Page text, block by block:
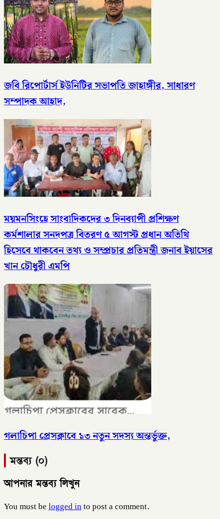
জবি রিপোর্টার্স ইউনিটির সভাপতি জাহাঙ্গীর, সাধারণ
সম্পাদক আহাদ,
ময়মনসিংহে সাংবাদিকদের ৩ দিনব্যাপী প্রশিক্ষণ
কর্মশালার সনদপত্র বিতরণ ৫ আগস্ট​ প্রধান অতিথি
হিসেবে থাকবেন তথ্য ও সম্প্রচার প্রতিমন্ত্রী জনাব ইয়াসের
খান চৌধুরী এমপি
গলাচিপা প্রেসক্লাবে ১৩ নতুন সদস্য অন্তর্ভুক্ত,
মন্তব্য (০)
আপনার মন্তব্য লিখুন
You must belogged into post a comment.